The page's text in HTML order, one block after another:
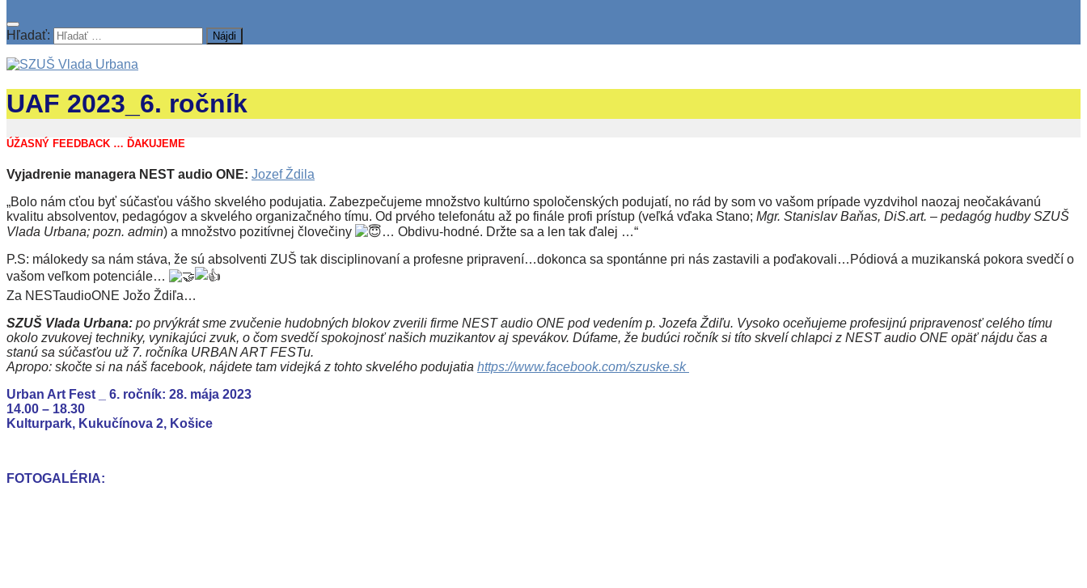
Hľadať:
UAF 2023_6. ročník
ÚŽASNÝ FEEDBACK … ĎAKUJEME
Vyjadrenie managera NEST audio ONE: Jozef Ždila
„Bolo nám cťou byť súčasťou vášho skvelého podujatia. Zabezpečujeme množstvo kultúrno spoločenských podujatí, no rád by som vo vašom prípade vyzdvihol naozaj neočakávanú
kvalitu absolventov, pedagógov a skvelého organizačného tímu. Od prvého telefonátu až po finále profi prístup (veľká vďaka Stano; Mgr. Stanislav Baňas, DiS.art. – pedagóg hudby SZUŠ
Vlada Urbana; pozn. admin) a množstvo pozitívnej človečiny
… Obdivu-hodné. Držte sa a len tak ďalej …“
P.S: málokedy sa nám stáva, že sú absolventi ZUŠ tak disciplinovaní a profesne pripravení…dokonca sa spontánne pri nás zastavili a poďakovali…Pódiová a muzikanská pokora svedčí o
vašom veľkom potenciále…
Za NESTaudioONE Jožo Ždiľa…
SZUŠ Vlada Urbana: po prvýkrát sme zvučenie hudobných blokov zverili firme NEST audio ONE pod vedením p. Jozefa Ždiľu. Vysoko oceňujeme profesijnú pripravenosť celého tímu
okolo zvukovej techniky, vynikajúci zvuk, o čom svedčí spokojnosť našich muzikantov aj spevákov. Dúfame, že budúci ročník si títo skvelí chlapci z NEST audio ONE opäť nájdu čas a
stanú sa súčasťou už 7. ročníka URBAN ART FESTu.
Apropo: skočte si na náš facebook, nájdete tam videjká z tohto skvelého podujatia https://www.facebook.com/szuske.sk
Urban Art Fest _ 6. ročník: 28. mája 2023
14.00 – 18.30
Kulturpark, Kukučínova 2, Košice
FOTOGALÉRIA: